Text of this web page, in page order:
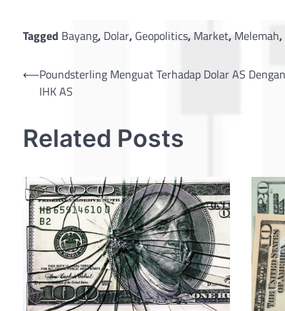
Tagged Bayang, Dolar, Geopolitics, Market, Melemah,
Post
navigation
⟵Poundsterling Menguat Terhadap Dolar AS
IHK AS
Related Posts